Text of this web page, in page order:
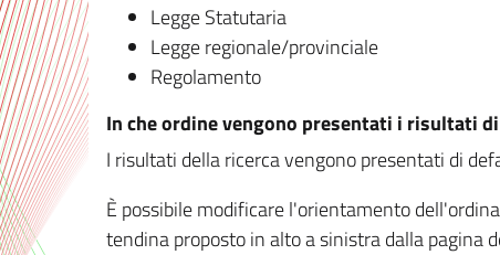
Legge Statutaria
Legge regionale/provinciale
Regolamento
In che ordine vengono presentati i risultati
I risultati della ricerca vengono presentati di
È possibile modificare l'orientamento
tendina proposto in alto a sinistra dalla pagina